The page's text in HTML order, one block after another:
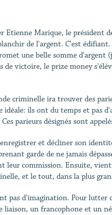
Marique, le président
de l'argent. C'est
une belle somme d'argent
de victoire, le prize money
criminelle ira trouver des
ils ont du temps et pas
parieurs désignés sont
et décliner son
garde de ne jamais
commission. Ensuite,
et le tout, dans la plus
pas d'imagination. Pour lutter
un francophone et un